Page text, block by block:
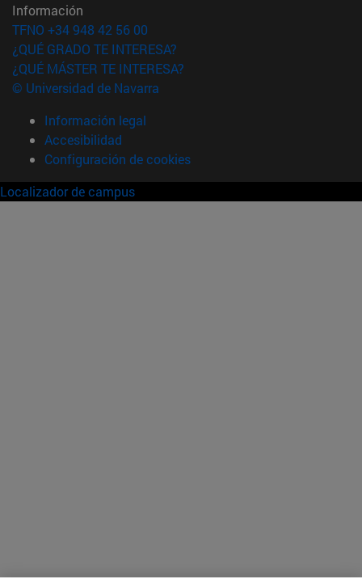
Información
TFNO +34 948 42 56 00
¿QUÉ GRADO TE INTERESA?
¿QUÉ MÁSTER TE INTERESA?
© Universidad de Navarra
Información legal
Accesibilidad
Configuración de cookies
Localizador de campus